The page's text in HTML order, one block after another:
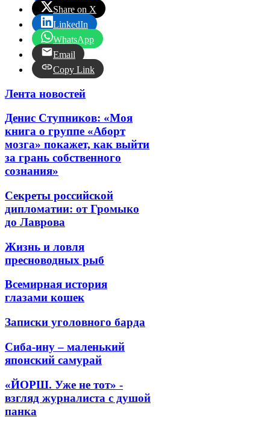
Share on X
LinkedIn
WhatsApp
Email
Copy Link
Лента новостей
Денис Ступников: «Моя
книга о группе «Аборт
мозга» покажет, как выйти
за грань собственного
сознания»
Секреты российской
дипломатии: от Громыко
до Лаврова
Жизнь и ловля
пресноводных рыб
Всемирная история
глазами кошек
Записки уголовного барда
Сиба-ину – маленький
японский самурай
«ЙОРШ. Уже не тот» -
взгляд журналиста с душой
панка